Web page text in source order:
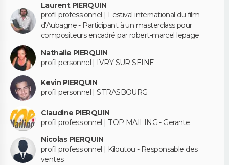
Laurent PIERQUIN
profil professionnel | Festival international du film
d'Aubagne - Participant à un masterclass pour
compositeurs encadré par robert-marcel lepage
Nathalie PIERQUIN
profil personnel | IVRY SUR SEINE
Kevin PIERQUIN
profil personnel | STRASBOURG
Claudine PIERQUIN
profil professionnel | TOP MAILING - Gerante
Nicolas PIERQUIN
profil professionnel | Kiloutou - Responsable des
ventes